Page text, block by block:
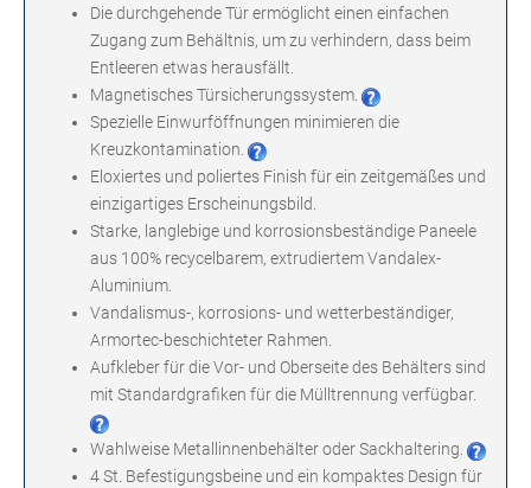
Die durchgehende Tür ermöglicht einen einfachen
Zugang zum Behältnis, um zu verhindern, dass beim
Entleeren etwas herausfällt.
Magnetisches Türsicherungssystem.
Spezielle Einwurföffnungen minimieren die
Kreuzkontamination.
Eloxiertes und poliertes Finish für ein zeitgemäßes und
einzigartiges Erscheinungsbild.
Starke, langlebige und korrosionsbeständige Paneele
aus 100% recycelbarem, extrudiertem Vandalex-
Aluminium.
Vandalismus-, korrosions- und wetterbeständiger,
Armortec-beschichteter Rahmen.
Aufkleber für die Vor- und Oberseite des Behälters sind
mit Standardgrafiken für die Mülltrennung verfügbar.
Wahlweise Metallinnenbehälter oder Sackhaltering.
4 St. Befestigungsbeine und ein kompaktes Design für